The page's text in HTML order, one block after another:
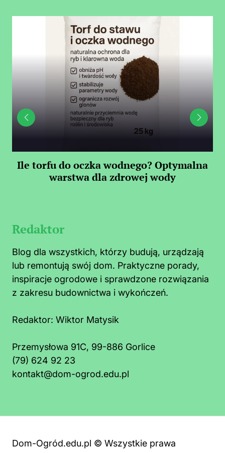
Ile torfu do oczka wodnego? Optymalna
warstwa dla zdrowej wody
Redaktor
Blog dla wszystkich, którzy budują, urządzają
lub remontują swój dom. Praktyczne porady,
inspiracje ogrodowe i sprawdzone rozwiązania
z zakresu budownictwa i wykończeń.
Redaktor: Wiktor Matysik
Przemysłowa 91C, 99-886 Gorlice
(79) 624 92 23
kontakt@dom-ogrod.edu.pl
Dom-Ogród.edu.pl © Wszystkie prawa